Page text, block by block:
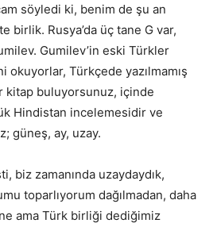
söyledi ki, benim de şu an
birlik. Rusya’da üç tane G var,
Gumilev’in eski Türkler
okuyorlar, Türkçede yazılmamış
kitap buluyorsunuz, içinde
Hindistan incelemesidir ve
güneş, ay, uzay.
biz zamanında uzaydaydık,
toparlıyorum dağılmadan, daha
ama Türk birliği dediğimiz